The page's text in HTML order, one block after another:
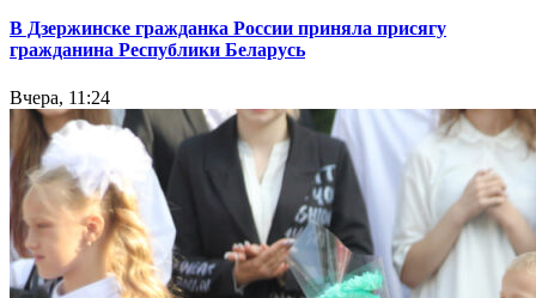
В Дзержинске гражданка России приняла присягу
гражданина Республики Беларусь
Вчера, 11:24